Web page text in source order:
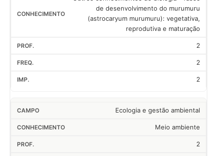
de desenvolvimento do murumuru
(astrocaryum murumuru): vegetativa,
reprodutiva e maturação
2
2
2
Ecologia e gestão ambiental
Meio ambiente
2